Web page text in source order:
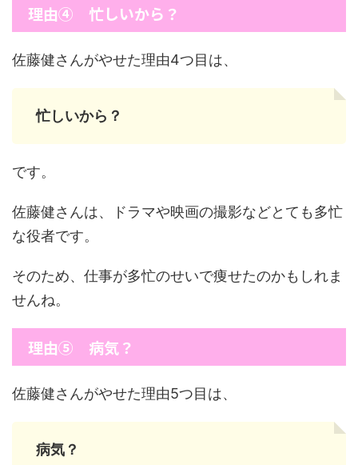
理由④ 忙しいから？
佐藤健さんがやせた理由4つ目は、
忙しいから？
です。
佐藤健さんは、ドラマや映画の撮影などとても多忙
な役者です。
そのため、仕事が多忙のせいで痩せたのかもしれま
せんね。
理由⑤ 病気？
佐藤健さんがやせた理由5つ目は、
病気？